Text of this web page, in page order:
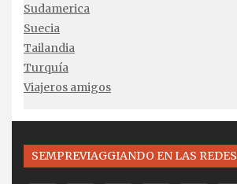
Sudamerica
Suecia
Tailandia
Turquía
Viajeros amigos
SEMPREVIAGGIANDO EN LAS REDES